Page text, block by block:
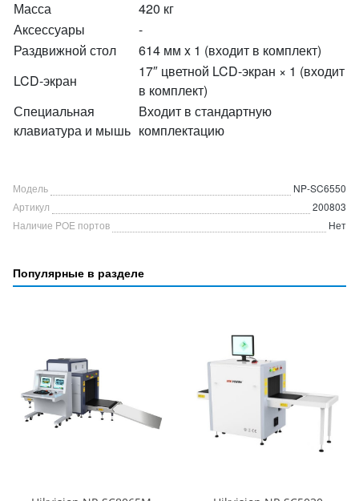
Масса
420 кг
Аксессуары
-
Раздвижной стол
614 мм x 1 (входит в комплект)
LCD-экран
17″ цветной LCD-экран × 1 (входит
в комплект)
Специальная
клавиатура и мышь
Входит в стандартную
комплектацию
Модель
NP-SC6550
Артикул
200803
Наличие POE портов
Нет
Популярные в разделе